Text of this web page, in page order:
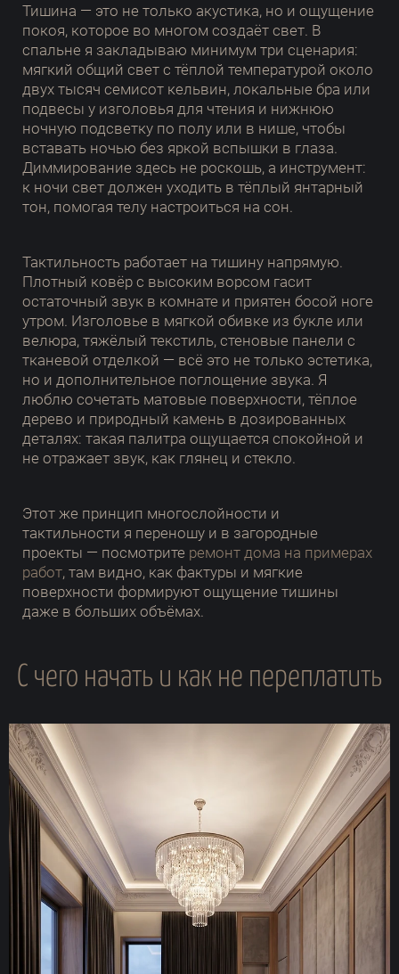
Тишина — это не только акустика, но и ощущение
покоя, которое во многом создаёт свет. В
спальне я закладываю минимум три сценария:
мягкий общий свет с тёплой температурой около
двух тысяч семисот кельвин, локальные бра или
подвесы у изголовья для чтения и нижнюю
ночную подсветку по полу или в нише, чтобы
вставать ночью без яркой вспышки в глаза.
Диммирование здесь не роскошь, а инструмент:
к ночи свет должен уходить в тёплый янтарный
тон, помогая телу настроиться на сон.
Тактильность работает на тишину напрямую.
Плотный ковёр с высоким ворсом гасит
остаточный звук в комнате и приятен босой ноге
утром. Изголовье в мягкой обивке из букле или
велюра, тяжёлый текстиль, стеновые панели с
тканевой отделкой — всё это не только эстетика,
но и дополнительное поглощение звука. Я
люблю сочетать матовые поверхности, тёплое
дерево и природный камень в дозированных
деталях: такая палитра ощущается спокойной и
не отражает звук, как глянец и стекло.
Этот же принцип многослойности и
тактильности я переношу и в загородные
проекты — посмотрите ремонт дома на примерах
работ, там видно, как фактуры и мягкие
поверхности формируют ощущение тишины
даже в больших объёмах.
С чего начать и как не переплатить